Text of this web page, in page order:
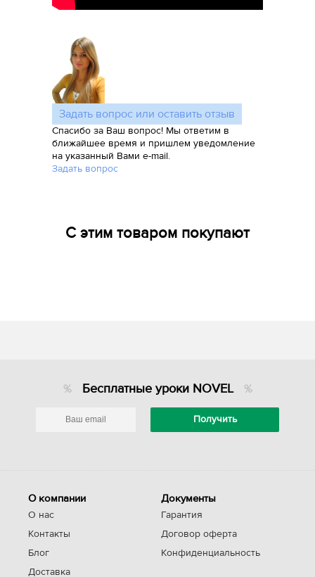
Задать вопрос или оставить отзыв
Спасибо за Ваш вопрос! Мы ответим в
ближайшее время и пришлем уведомление
на указанный Вами e-mail.
Задать вопрос
С этим товаром покупают
Бесплатные уроки NOVEL
О компании
О нас
Контакты
Блог
Доставка
Документы
Гарантия
Договор оферта
Конфиденциальность